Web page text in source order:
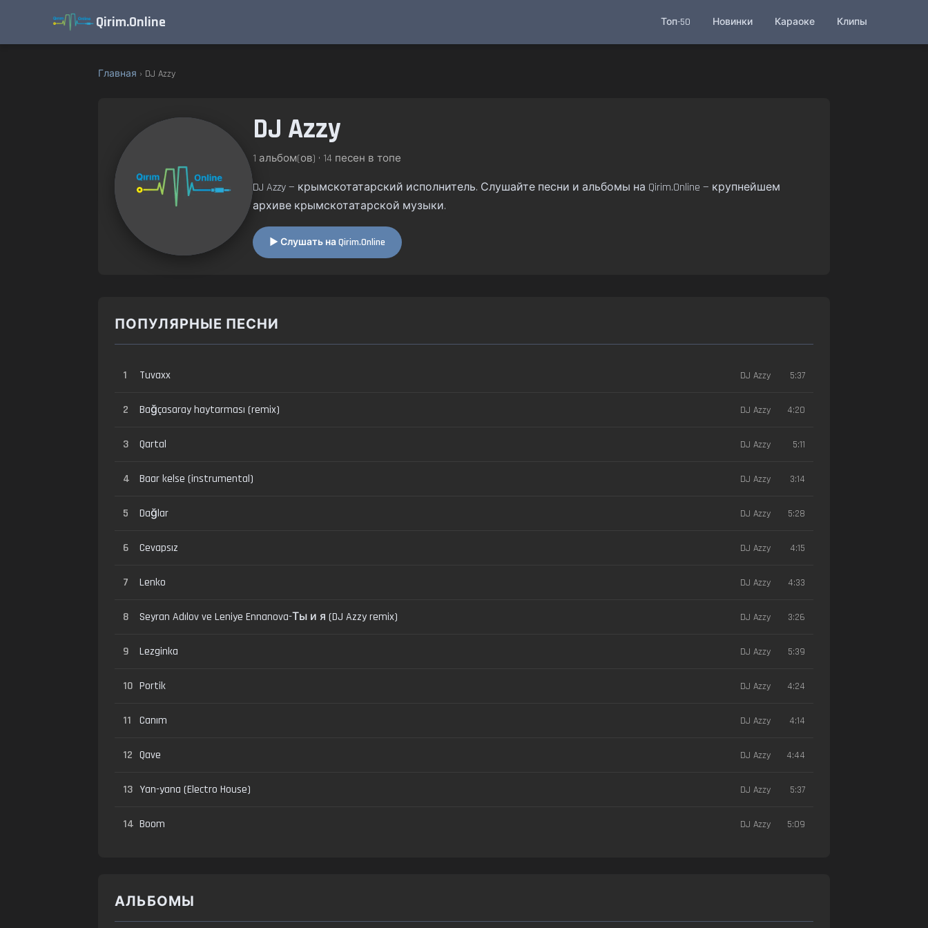
Qirim.Online Топ-50 Новинки Караоке Клипы
Главная › DJ Azzy
DJ Azzy
1 альбом(ов) • 14 песен в топе
DJ Azzy — крымскотатарский исполнитель. Слушайте песни и альбомы на Qirim.Online — крупнейшем
архиве крымскотатарской музыки.
▶ Слушать на Qirim.Online
ПОПУЛЯРНЫЕ ПЕСНИ
1 Tuvaxx DJ Azzy 5:37
2 Bağçasaray haytarması (remix) DJ Azzy 4:20
3 Qartal DJ Azzy 5:11
4 Baar kelse (instrumental) DJ Azzy 3:14
5 Dağlar DJ Azzy 5:28
6 Cevapsız DJ Azzy 4:15
7 Lenko DJ Azzy 4:33
8 Seyran Adılov ve Leniye Ennanova-Ты и я (DJ Azzy remix) DJ Azzy 3:26
9 Lezginka DJ Azzy 5:39
10 Portik DJ Azzy 4:24
11 Canım DJ Azzy 4:14
12 Qave DJ Azzy 4:44
13 Yan-yana (Electro House) DJ Azzy 5:37
14 Boom DJ Azzy 5:09
АЛЬБОМЫ